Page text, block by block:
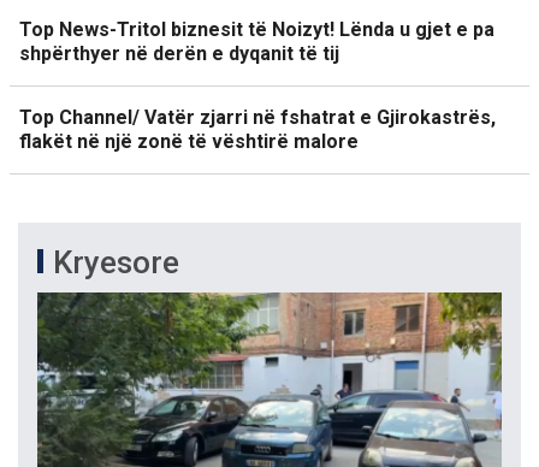
Top News-Tritol biznesit të Noizyt! Lënda u gjet e pa
shpërthyer në derën e dyqanit të tij
Top Channel/ Vatër zjarri në fshatrat e Gjirokastrës,
flakët në një zonë të vështirë malore
Kryesore